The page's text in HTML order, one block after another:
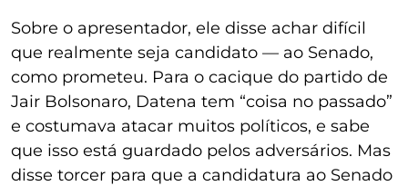
Sobre o apresentador, ele disse achar difícil
que realmente seja candidato — ao Senado,
como prometeu. Para o cacique do partido de
Jair Bolsonaro, Datena tem “coisa no passado”
e costumava atacar muitos políticos, e sabe
que isso está guardado pelos adversários. Mas
disse torcer para que a candidatura ao Senado